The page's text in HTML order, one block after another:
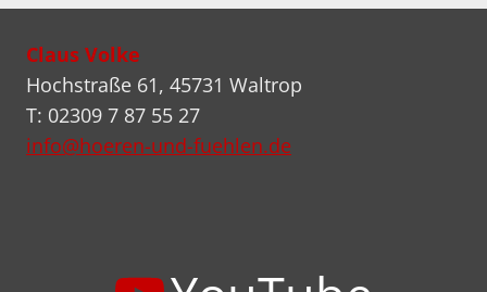
Claus Volke
Hochstraße 61, 45731 Waltrop
T: 02309 7 87 55 27
info@hoeren-und-fuehlen.de